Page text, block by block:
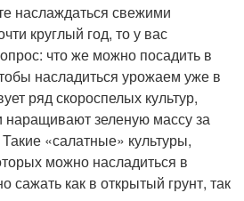
наслаждаться свежими
круглый год, то у вас
что же можно посадить в
насладиться урожаем уже в
ряд скороспелых культур,
наращивают зеленую массу за
«салатные» культуры,
можно насладиться в
сажать как в открытый грунт, так